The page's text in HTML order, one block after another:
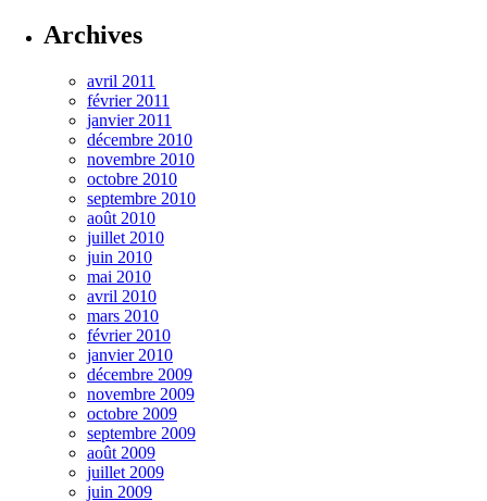
Archives
avril 2011
février 2011
janvier 2011
décembre 2010
novembre 2010
octobre 2010
septembre 2010
août 2010
juillet 2010
juin 2010
mai 2010
avril 2010
mars 2010
février 2010
janvier 2010
décembre 2009
novembre 2009
octobre 2009
septembre 2009
août 2009
juillet 2009
juin 2009